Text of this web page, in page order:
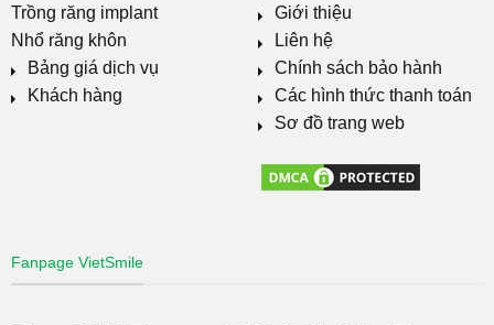
Trồng răng implant
Nhổ răng khôn
Bảng giá dịch vụ
Khách hàng
Giới thiệu
Liên hệ
Chính sách bảo hành
Các hình thức thanh toán
Sơ đồ trang web
Fanpage VietSmile